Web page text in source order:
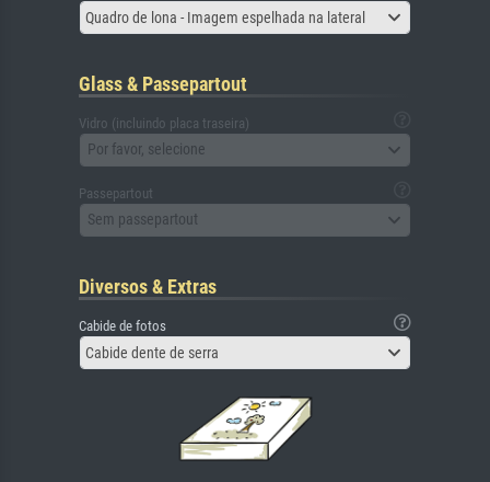
Quadro de lona - Imagem espelhada na lateral
Glass & Passepartout
Vidro (incluindo placa traseira)
Por favor, selecione
Passepartout
Sem passepartout
Diversos & Extras
Cabide de fotos
Cabide dente de serra